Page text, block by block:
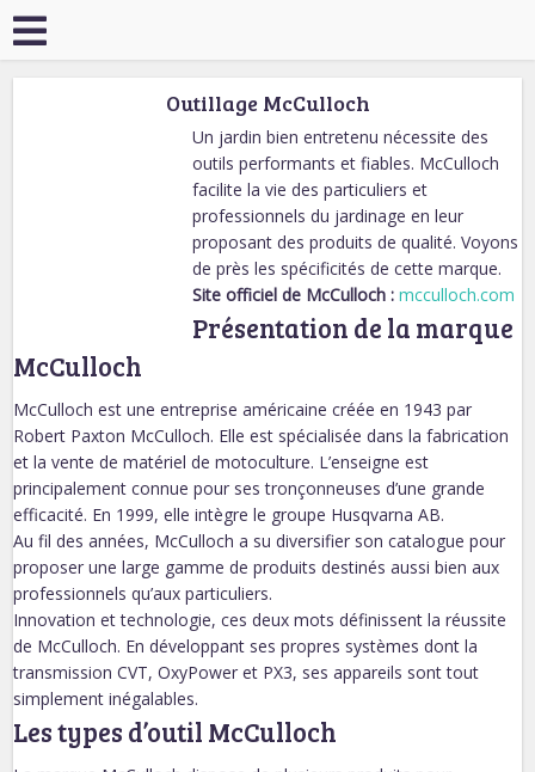
Outillage McCulloch
Un jardin bien entretenu nécessite des
outils performants et fiables. McCulloch
facilite la vie des particuliers et
professionnels du jardinage en leur
proposant des produits de qualité. Voyons
de près les spécificités de cette marque.
Site officiel de McCulloch :mcculloch.com
Présentation de la marque
McCulloch
McCulloch est une entreprise américaine créée en 1943 par
Robert Paxton McCulloch. Elle est spécialisée dans la fabrication
et la vente de matériel de motoculture. L’enseigne est
principalement connue pour ses tronçonneuses d’une grande
efficacité. En 1999, elle intègre le groupe Husqvarna AB.
Au fil des années, McCulloch a su diversifier son catalogue pour
proposer une large gamme de produits destinés aussi bien aux
professionnels qu’aux particuliers.
Innovation et technologie, ces deux mots définissent la réussite
de McCulloch. En développant ses propres systèmes dont la
transmission CVT, OxyPower et PX3, ses appareils sont tout
simplement inégalables.
Les types d’outil McCulloch